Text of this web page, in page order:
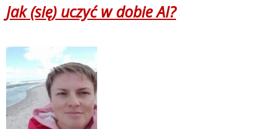
Jak (się) uczyć w dobie AI?